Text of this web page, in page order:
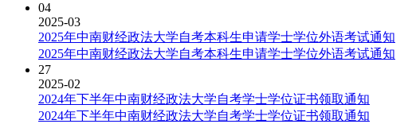
04
2025-03
2025年中南财经政法大学自考本科生申请学士学位外语考试通知
2025年中南财经政法大学自考本科生申请学士学位外语考试通知
27
2025-02
2024年下半年中南财经政法大学自考学士学位证书领取通知
2024年下半年中南财经政法大学自考学士学位证书领取通知